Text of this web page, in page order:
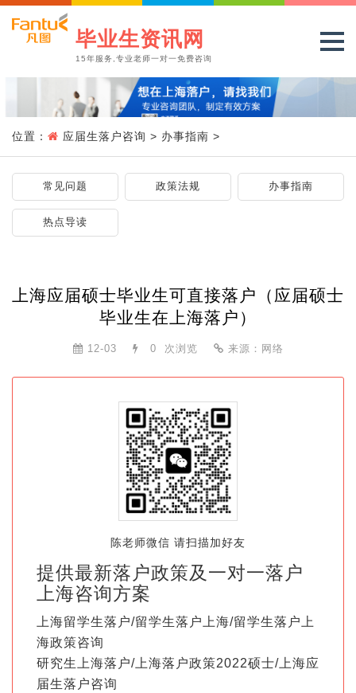
毕业生资讯网
15年服务,专业老师一对一免费咨询
位置： 应届生落户咨询 > 办事指南 >
常见问题 政策法规 办事指南
热点导读
上海应届硕士毕业生可直接落户（应届硕士
毕业生在上海落户）
12-03 0 次浏览 来源：网络
陈老师微信 请扫描加好友
提供最新落户政策及一对一落户
上海咨询方案
上海留学生落户/留学生落户上海/留学生落户上
海政策咨询
研究生上海落户/上海落户政策2022硕士/上海应
届生落户咨询